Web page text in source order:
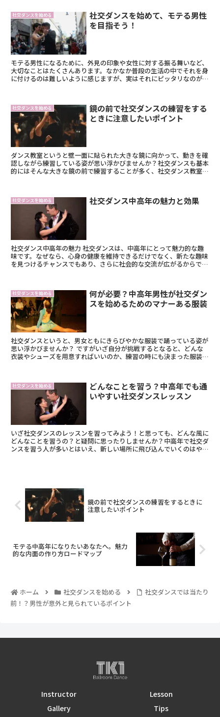
社交ダンスを始める
社交ダンスを始めて、モテる男性
を目指そう！
モテる男性になるために、外見の印象や女性に対する振る舞いなど、
大切なことはたくさんあります。なかなか普段の生活の中でそれを身
に付けるのは難しいように感じますが、実はそれにピッタリなのが
社交ダンスを始める
鏡の前で社交ダンスの練習をする
ときに注意したいポイント
ダンス教室というと壁一面に貼られた大きな鏡に向かって、動きを確
認しながら練習している姿が思い浮かびませんか？社交ダンスも基本
的にはそんな大きな鏡の前で練習することが多く、社交ダンス教室に
社交ダンスを始める 社交ダンス中高年の魅力と効果
社交ダンス中高年の魅力 社交ダンスは、中高年にとって魅力的な趣
味です。なぜなら、心身の健康を維持できるだけでなく、新たな趣味
を見つけるチャンスでもあり、さらに社会的な交流が広がるからで
社交ダンスを始める
何が必要？中高年男性が社交ダン
スを始めるためのマナーある服装
社交ダンスというと、男女ともにきらびやかな服装で踊っている姿が
思い浮かびませんか？ ですがいざ自分が挑戦するとなると、どんな
衣装やシューズを用意すればいいのか、練習の時にも決まった服装が
社交ダンスを始める
どんなことを習う？中高年でも通
いやすい社交ダンスレッスン
いざ社交ダンスのレッスンを習ってみよう！と思っても、どんな風に
どんなことを習うの？と疑問に思ったりしませんか？中高年で社交ダ
ンスを習う人が多いとはいえ、新しい場所に飛び込んでいくのはやっ
鏡の前で社交ダンスの練習をするときに
注意したいポイント
モテる中高年になりたいあなたへ。魅力
的な内面の作り方ロードマップ
ホーム 社交ダンスを始める
社交ダンスでは当たり
前！？男性が意外と見られているポイント
Instructor
Lesson
Gallery
Tips